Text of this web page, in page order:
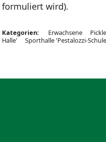
formuliert wird).
Kategorien: Erwachsene
Halle'
Sporthalle 'Pestalozzi-